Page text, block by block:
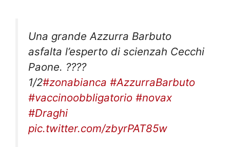
Una grande Azzurra Barbuto
asfalta l’esperto di scienzah Cecchi
Paone. ????
1/2#zonabianca #AzzurraBarbuto
#vaccinoobbligatorio #novax
#Draghi
pic.twitter.com/zbyrPAT85w